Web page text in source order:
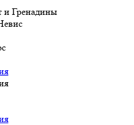
и Гренадины